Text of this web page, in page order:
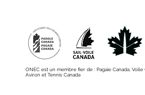
ONEC est un membre fier de : Pagaie Canada, Voile
Aviron et Tennis Canada